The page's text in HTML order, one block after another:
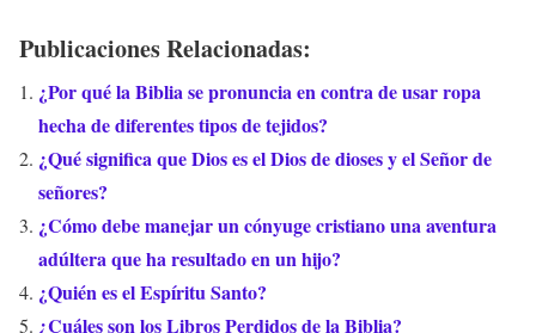
Publicaciones Relacionadas:
¿Por qué la Biblia se pronuncia en contra de usar ropa
hecha de diferentes tipos de tejidos?
¿Qué significa que Dios es el Dios de dioses y el Señor de
señores?
¿Cómo debe manejar un cónyuge cristiano una aventura
adúltera que ha resultado en un hijo?
¿Quién es el Espíritu Santo?
¿Cuáles son los Libros Perdidos de la Biblia?